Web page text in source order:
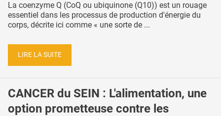
La coenzyme Q (CoQ ou ubiquinone (Q10)) est un rouage
essentiel dans les processus de production d'énergie du
corps, décrite ici comme « une sorte de ...
LIRE LA SUITE
CANCER du SEIN : L'alimentation, une
option prometteuse contre les